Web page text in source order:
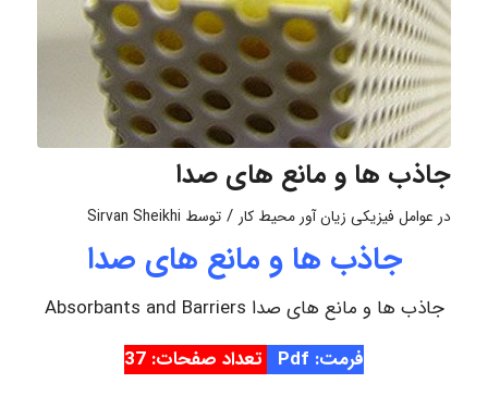
جاذب ها و مانع های صدا
در عوامل فیزیکی زیان آور محیط کار / توسط Sirvan Sheikhi
جاذب ها و مانع های صدا
جاذب ها و مانع های صدا Absorbants and Barriers
فرمت: Pdf
تعداد صفحات: 37